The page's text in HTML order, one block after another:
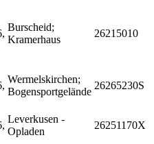
Burscheid;
Kramerhaus
26215010
Wermelskirchen;
Bogensportgelände
26265230S
Leverkusen -
Opladen
26251170X